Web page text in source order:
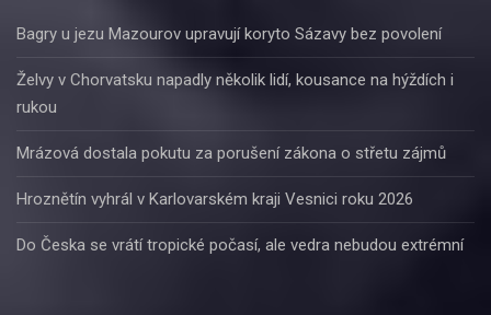
Bagry u jezu Mazourov upravují koryto Sázavy bez povolení
Želvy v Chorvatsku napadly několik lidí, kousance na hýždích i
rukou
Mrázová dostala pokutu za porušení zákona o střetu zájmů
Hroznětín vyhrál v Karlovarském kraji Vesnici roku 2026
Do Česka se vrátí tropické počasí, ale vedra nebudou extrémní